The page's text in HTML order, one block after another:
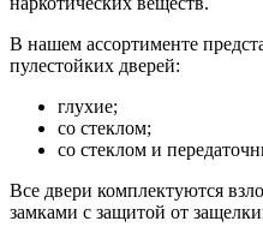
В нашем ассортименте
пулестойких дверей:
глухие;
со стеклом;
со стеклом и
Все двери комплектуются
замками с защитой от